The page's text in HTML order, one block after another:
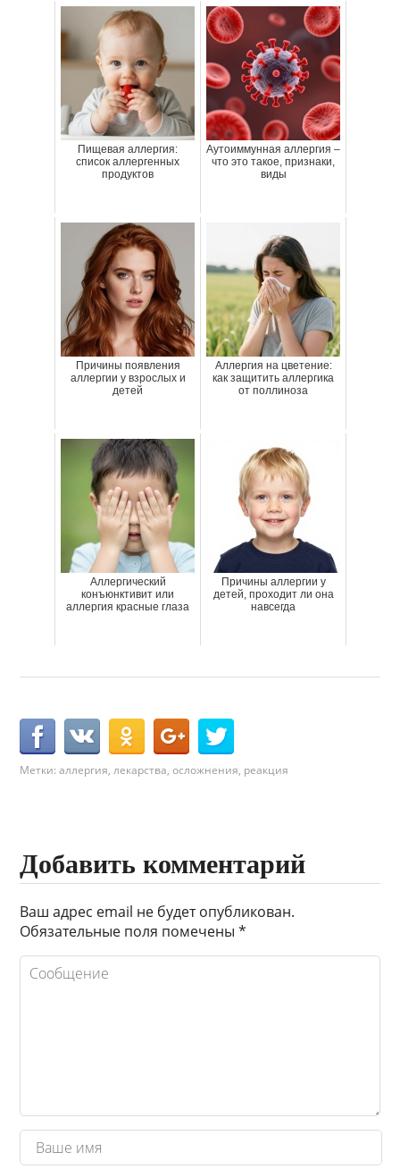
Пищевая аллергия:
список аллергенных
продуктов
Аутоиммунная аллергия –
что это такое, признаки,
виды
Причины появления
аллергии у взрослых и
детей
Аллергия на цветение:
как защитить аллергика
от поллиноза
Аллергический
конъюнктивит или
аллергия красные глаза
Причины аллергии у
детей, проходит ли она
навсегда
Метки:аллергия,лекарства,осложнения, реакция
Добавить комментарий
Ваш адрес email не будет опубликован.
Обязательные поля помечены*